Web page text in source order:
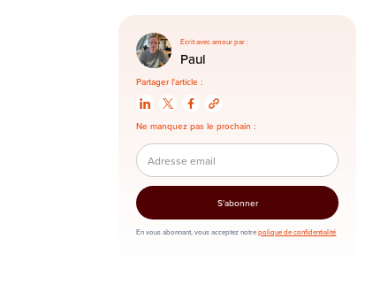
Ecrit avec amour par :
Paul
Partager l'article :
Ne manquez pas le prochain :
En vous abonnant, vous acceptez notrepolique de confidentialité